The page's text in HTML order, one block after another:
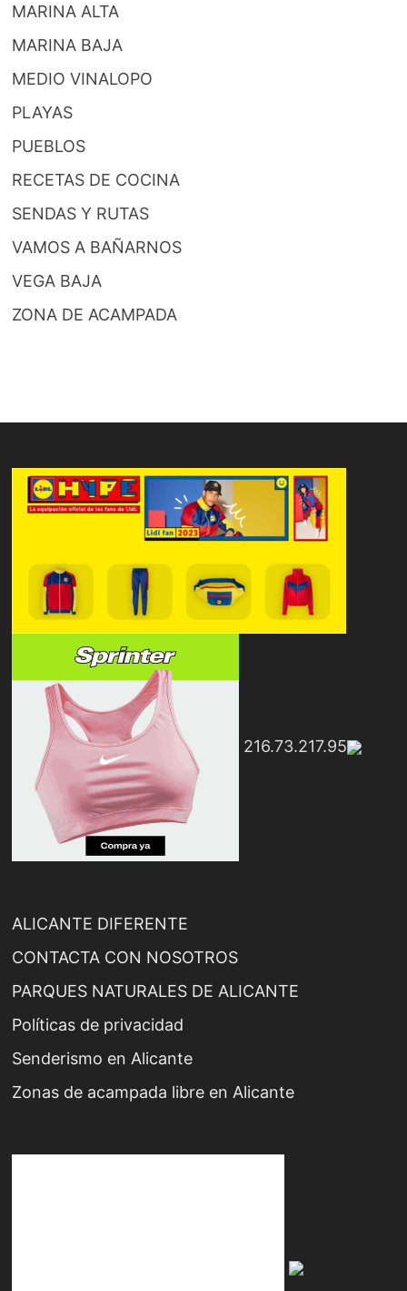
MARINA ALTA
MARINA BAJA
MEDIO VINALOPO
PLAYAS
PUEBLOS
RECETAS DE COCINA
SENDAS Y RUTAS
VAMOS A BAÑARNOS
VEGA BAJA
ZONA DE ACAMPADA
216.73.217.95
ALICANTE DIFERENTE
CONTACTA CON NOSOTROS
PARQUES NATURALES DE ALICANTE
Políticas de privacidad
Senderismo en Alicante
Zonas de acampada libre en Alicante